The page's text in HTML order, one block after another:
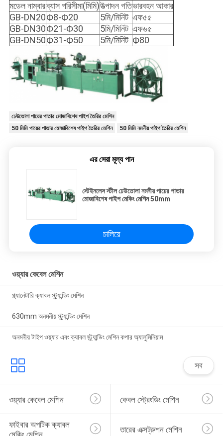
মডেল নাম্বারব্যাস পরিসীমা(মিমি)উত্পাদন গতিভারবহন আকার
GB-DN20Ф8-Ф20 5মি/মিনিট এফ৫৫
GB-DN30Ф21-Ф30 5মি/মিনিট এফ৬৫
GB-DN50Ф31-Ф50 5মি/মিনিট Ф80
ঢেউতোলা পায়ের পাতার মোজাবিশেষ পাইপ তৈরির মেশিন
50 মিমি পায়ের পাতার মোজাবিশেষ পাইপ তৈরির মেশিন
50 মিমি নমনীয় পাইপ তৈরির মেশিন
এর সেরা মূল্য পান
স্টেইনলেস স্টীল ঢেউতোলা নমনীয় পায়ের পাতার
মোজাবিশেষ পাইপ মেকিং মেশিন 50mm
চালিয়ে
ওয়্যার কেবেল মেশিন
প্ল্যানেটারি ক্যাবল স্ট্র্যান্ডিং মেশিন
630mm অনমনীয় স্ট্র্যান্ডিং মেশিন
অনমনীয় টাইপ ওয়্যার এবং ক্যাবল স্ট্র্যান্ডিং মেশিন কপার অ্যালুমিনিয়াম
সব
ওয়্যার কেবেল মেশিন কেবল স্ট্রেংডিং মেশিন
ফাইবার অপটিক ক্যাবল
তারের এক্সট্রুশন মেশিন